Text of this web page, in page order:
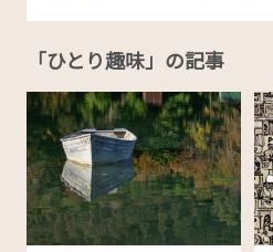
「ひとり趣味」の記事